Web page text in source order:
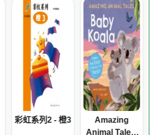
彩虹系列2 - 橙3
Amazing
Animal Tales: